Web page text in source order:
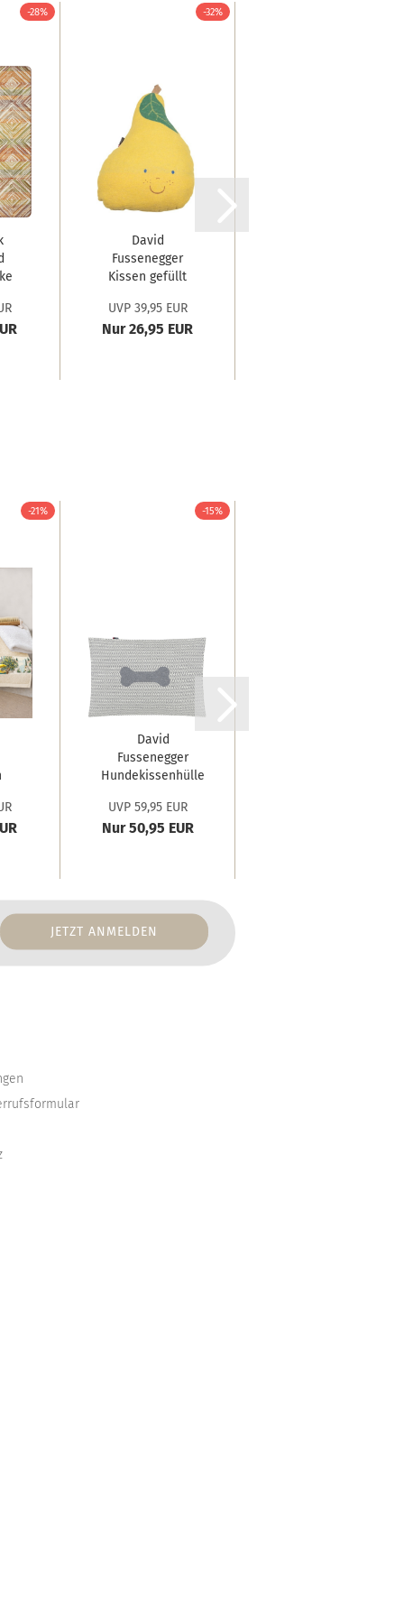
-28% -32%
David
Fussenegger
Kissen gefüllt
UVP 39,95 EUR
Nur 26,95 EUR
-21% -15%
David
Fussenegger
Hundekissenhülle
UVP 59,95 EUR
Nur 50,95 EUR